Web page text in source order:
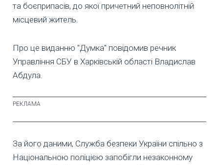
та боєприпасів, до якої причетний неповнолітній
місцевий житель.
Про це виданню "Думка" повідомив речник
Управління СБУ в Харківській області Владислав
Абдула.
За його даними, Служба безпеки України спільно з
Національною поліцією запобігли незаконному